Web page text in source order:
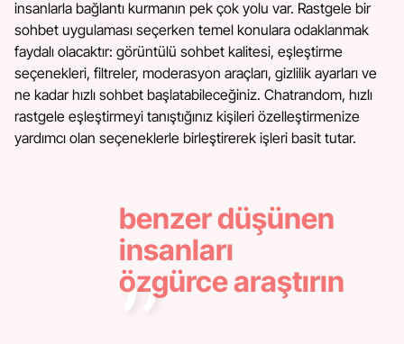
insanlarla bağlantı kurmanın pek çok yolu var. Rastgele bir
sohbet uygulaması seçerken temel konulara odaklanmak
faydalı olacaktır: görüntülü sohbet kalitesi, eşleştirme
seçenekleri, filtreler, moderasyon araçları, gizlilik ayarları ve
ne kadar hızlı sohbet başlatabileceğiniz. Chatrandom, hızlı
rastgele eşleştirmeyi tanıştığınız kişileri özelleştirmenize
yardımcı olan seçeneklerle birleştirerek işleri basit tutar.
benzer düşünen
insanları
özgürce araştırın